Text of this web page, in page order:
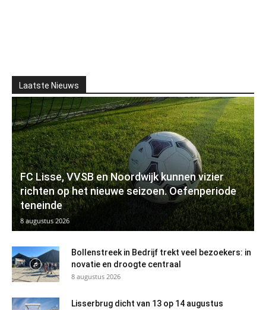
Laatste Nieuws
FC Lisse, VVSB en Noordwijk kunnen vizier
richten op het nieuwe seizoen. Oefenperiode
teneinde
8 augustus 2026
Bollenstreek in Bedrijf trekt veel bezoekers: in
novatie en droogte centraal
8 augustus 2026
Lisserbrug dicht van 13 op 14 augustus